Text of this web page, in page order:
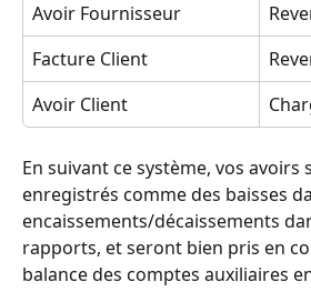
Avoir Fournisseur
Facture Client
Avoir Client
En suivant ce système, vos avoirs
enregistrés comme des baisses
encaissements/décaissements
rapports, et seront bien pris en
balance des comptes auxiliaires